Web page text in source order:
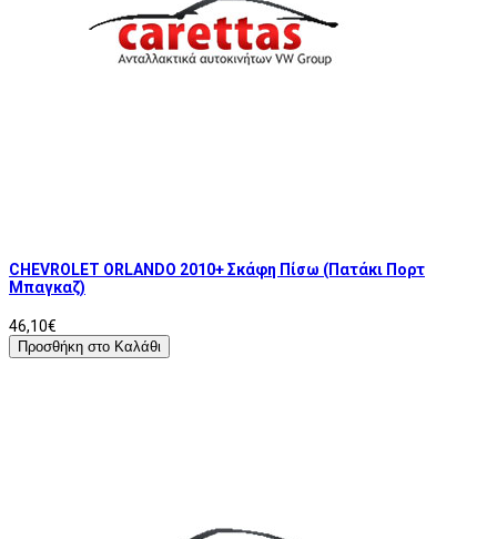
CHEVROLET ORLANDO 2010+ Σκάφη Πίσω (Πατάκι Πορτ
Μπαγκαζ)
46,10€
Προσθήκη στο Καλάθι